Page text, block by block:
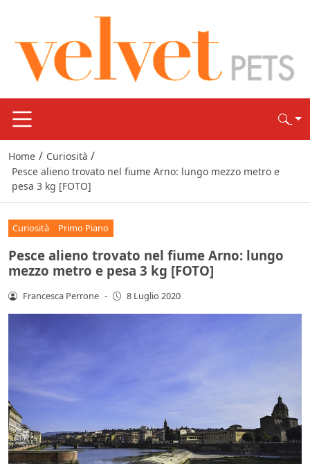
Home / Curiosità /
Pesce alieno trovato nel fiume Arno: lungo mezzo metro e
pesa 3 kg [FOTO]
Curiosità Primo Piano
Pesce alieno trovato nel fiume Arno: lungo
mezzo metro e pesa 3 kg [FOTO]
Francesca Perrone - 8 Luglio 2020